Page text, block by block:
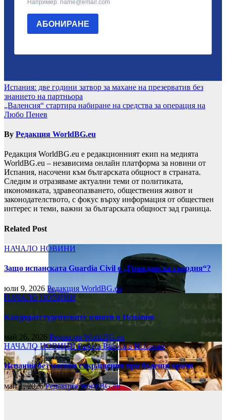
Навигация
Испания: две години затвор за махане на презерватив без
знанието на партньора
„Валенсия“ стартира набиране на средства за операция на
Любо Пенев
By Редакция WorldBG.eu
Редакция WorldBG.eu е редакционният екип на медията
WorldBG.eu – независима онлайн платформа за новини от
Испания, насочени към българската общност в страната.
Следим и отразяваме актуални теми от политиката,
икономиката, здравеопазването, обществения живот и
законодателството, с фокус върху информация от обществен
интерес и теми, важни за българската общност зад граница.
Related Post
НАЧАЛО НОВИНИ
Защо испанската Guardia Civil е „Гражданска гвардия“?
юли 9, 2026 Редакция WorldBG.eu
НАЧАЛО НОВИНИ
Кандидатстудентските изпити в Испания
май 26, 2026 Редакция WorldBG.eu
НАЧАЛОНОВИНИРаботаРабота в Испания
Испания без масови съкращения при бъдещи кризи
май 1, 2026Редакция WorldBG.eu